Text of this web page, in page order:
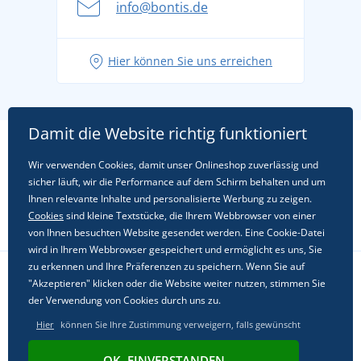
info@bontis.de
Hier können Sie uns erreichen
Folgen Sie uns in sozialen Netzwerken
Damit die Website richtig funktioniert
Wir verwenden Cookies, damit unser Onlineshop zuverlässig und
sicher läuft, wir die Performance auf dem Schirm behalten und um
Ihnen relevante Inhalte und personalisierte Werbung zu zeigen.
Cookiessind kleine Textstücke, die Ihrem Webbrowser von einer
von Ihnen besuchten Website gesendet werden. Eine Cookie-Datei
wird in Ihrem Webbrowser gespeichert und ermöglicht es uns, Sie
zu erkennen und Ihre Präferenzen zu speichern. Wenn Sie auf
"Akzeptieren" klicken oder die Website weiter nutzen, stimmen Sie
der Verwendung von Cookies durch uns zu.
Hier können Sie Ihre Zustimmung verweigern, falls gewünscht